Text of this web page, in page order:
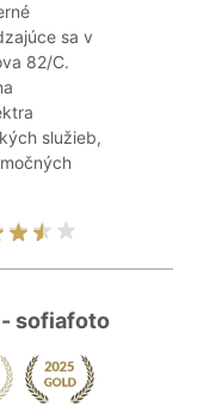
sa v
82/C.
služieb,
- sofiafoto